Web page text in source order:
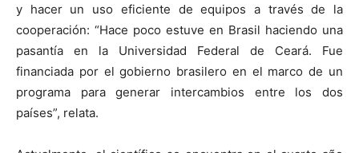
y hacer un uso eficiente de equipos a través de la
cooperación: “Hace poco estuve en Brasil haciendo una
pasantía en la Universidad Federal de Ceará. Fue
financiada por el gobierno brasilero en el marco de un
programa para generar intercambios entre los dos
países”, relata.